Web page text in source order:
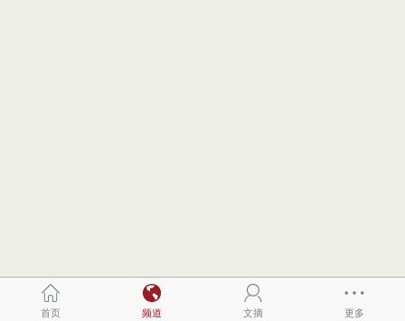
首页 频道 文摘 更多